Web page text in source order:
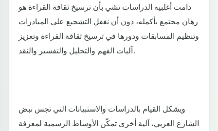
دامت أغلبية الدراسات تشي بأن ترسيخ ثقافة القراءة هو
رهان مجتمع بأكمله، دون أن نغفل التشجيع على المبادرات
وتنظيم المسابقات ودورها في ترسيخ ثقافة القراءة وتعزيز
آليات الفهم والتحليل والتفسير والنقد.
ويشكل القيام بالدراسات والاستبيانات التي تجس نبض
الشارع العربي، آلية أخرى تمكّن الأوساط الرسمية لمعرفة